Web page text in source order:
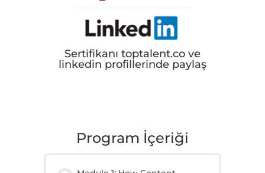
Sertifikanı toptalent.co ve
linkedin profillerinde paylaş
Program İçeriği